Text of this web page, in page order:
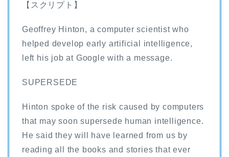
【スクリプト】
Geoffrey Hinton, a computer scientist who
helped develop early artificial intelligence,
left his job at Google with a message.
SUPERSEDE
Hinton spoke of the risk caused by computers
that may soon supersede human intelligence.
He said they will have learned from us by
reading all the books and stories that ever